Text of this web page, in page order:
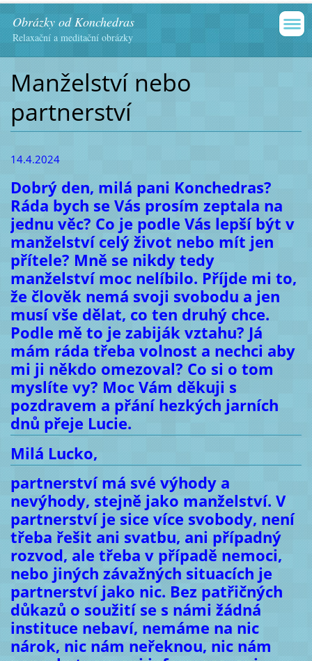
Obrázky od Konchedras
Relaxační a meditační obrázky
Manželství nebo
partnerství
14.4.2024
Dobrý den, milá pani Konchedras?
Ráda bych se Vás prosím zeptala na
jednu věc? Co je podle Vás lepší být v
manželství celý život nebo mít jen
přítele? Mně se nikdy tedy
manželství moc nelíbilo. Příjde mi to,
že člověk nemá svoji svobodu a jen
musí vše dělat, co ten druhý chce.
Podle mě to je zabiják vztahu? Já
mám ráda třeba volnost a nechci aby
mi ji někdo omezoval? Co si o tom
myslíte vy? Moc Vám děkuji s
pozdravem a přání hezkých jarních
dnů přeje Lucie.
Milá Lucko,
partnerství má své výhody a
nevýhody, stejně jako manželství. V
partnerství je sice více svobody, není
třeba řešit ani svatbu, ani případný
rozvod, ale třeba v případě nemoci,
nebo jiných závažných situacích je
partnerství jako nic. Bez patřičných
důkazů o soužití se s námi žádná
instituce nebaví, nemáme na nic
nárok, nic nám neřeknou, nic nám